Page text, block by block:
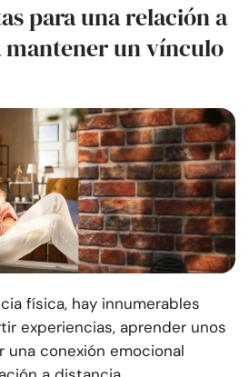
para una relación a
mantener un vínculo
física, hay innumerables
experiencias, aprender unos
conexión emocional